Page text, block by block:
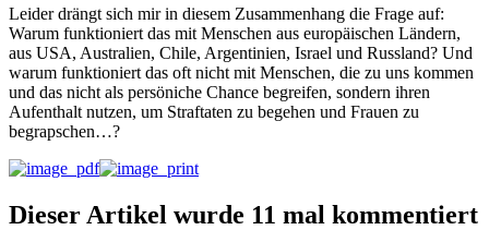
Leider drängt sich mir in diesem Zusammenhang die Frage auf:
Warum funktioniert das mit Menschen aus europäischen Ländern,
aus USA, Australien, Chile, Argentinien, Israel und Russland? Und
warum funktioniert das oft nicht mit Menschen, die zu uns kommen
und das nicht als persöniche Chance begreifen, sondern ihren
Aufenthalt nutzen, um Straftaten zu begehen und Frauen zu
begrapschen…?
Dieser Artikel wurde 11 mal kommentiert